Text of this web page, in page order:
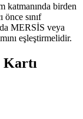
katmanında birden
sınıf
MERSİS veya
eşleştirmelidir.
Kartı